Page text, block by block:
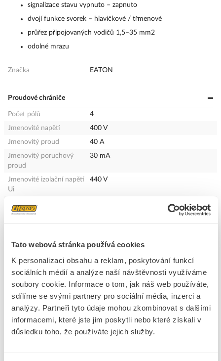
Tato webová stránka používá cookies
K personalizaci obsahu a reklam, poskytování funkcí
sociálních médií a analýze naší návštěvnosti využíváme
soubory cookie. Informace o tom, jak náš web používáte,
sdílíme se svými partnery pro sociální média, inzerci a
analýzy. Partneři tyto údaje mohou zkombinovat s dalšími
informacemi, které jste jim poskytli nebo které získali v
důsledku toho, že používáte jejich služby.
signalizace stavu vypnuto – zapnuto
dvojí funkce svorek – hlavičkové / třmenové
průřez připojovaných vodičů 1,5–35 mm2
odolné mrazu
Značka EATON
Proudové chrániče
Počet pólů
4
Jmenovité napětí
400 V
Jmenovitý proud
40 A
Jmenovitý poruchový
proud
30 mA
Jmenovité izolační napětí
Ui
440 V
zkratového napětí Uimp
Zbytkový proud typu
proud (Icw)
proudu
0.25 kA
50 Hz
Možnost dalšího zařízení
Ano
S uzavíracím zařízením
Ano